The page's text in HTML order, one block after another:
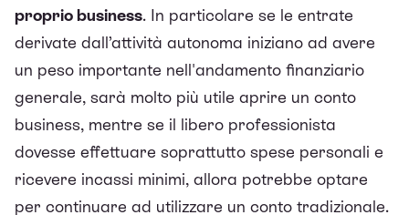
proprio business. In particolare se le entrate
derivate dall’attività autonoma iniziano ad avere
un peso importante nell'andamento finanziario
generale, sarà molto più utile aprire un conto
business, mentre se il libero professionista
dovesse effettuare soprattutto spese personali e
ricevere incassi minimi, allora potrebbe optare
per continuare ad utilizzare un conto tradizionale.